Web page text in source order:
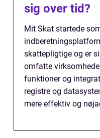
sig over tid?
Mit Skat startede
skattepligtige og er
omfatte
funktioner og
registre og
mere effektiv og